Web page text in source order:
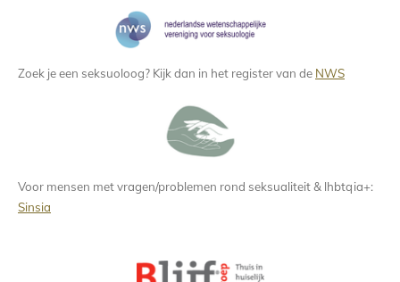
Zoek je een seksuoloog? Kijk dan in het register van de NWS
Voor mensen met vragen/problemen rond seksualiteit & lhbtqia+:
Sinsia